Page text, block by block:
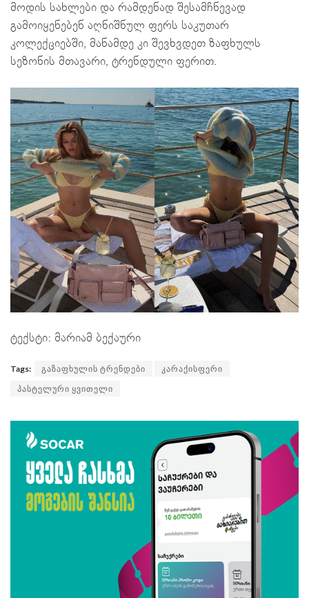
მოდის სახლები და რამდენად შესამჩნევად
გამოიყენებენ აღნიშნულ ფერს საკუთარ
კოლექციებში, მანამდე კი შევხვდეთ ზაფხულს
სეზონის მთავარი, ტრენდული ფერით.
ტექსტი: მარიამ ბექაური
Tags: გაზაფხულის ტრენდები
კარაქისფერი
პასტელური ყვითელი